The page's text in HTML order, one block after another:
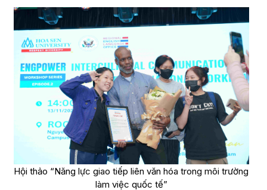
Hội thảo “Năng lực giao tiếp liên văn hóa trong môi trường
làm việc quốc tế”